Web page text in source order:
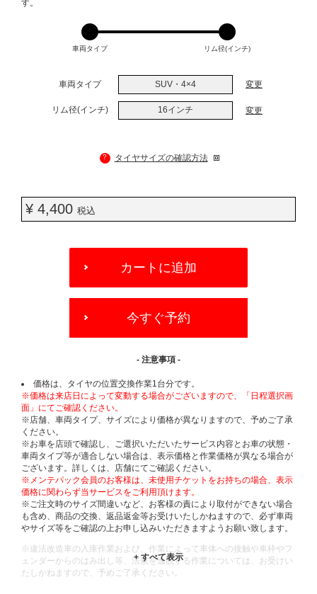
す。
車両タイプ リム径(インチ)
車両タイプ SUV・4×4 変更
リム径(インチ) 16インチ 変更
? タイヤサイズの確認方法
¥ 4,400 税込
OPTIONS
カートに追加
今すぐ予約
- 注意事項 -
価格は、タイヤの位置交換作業1台分です。
※価格は来店日によって変動する場合がございますので、「日程選択画
面」にてご確認ください。
※店舗、車両タイプ、サイズにより価格が異なりますので、予めご了承
ください。
※お車を店頭で確認し、ご選択いただいたサービス内容とお車の状態・
車両タイプ等が適合しない場合は、表示価格と作業価格が異なる場合が
ございます。詳しくは、店舗にてご確認ください。
※メンテパック会員のお客様は、未使用チケットをお持ちの場合、表示
価格に関わらず当サービスをご利用頂けます。
※ご注文時のサイズ間違いなど、お客様の責により取付ができない場合
も含め、商品の交換、返品返金等お受けいたしかねますので、必ず車両
やサイズ等をご確認の上お申し込みいただきますようお願い致します。
※違法改造車の入庫作業および、作業によって車体への接触や車枠やフ
ェンダーからのはみ出し等、法規を逸脱する作業については、お受けい
たしかねますので、予めご了承ください。